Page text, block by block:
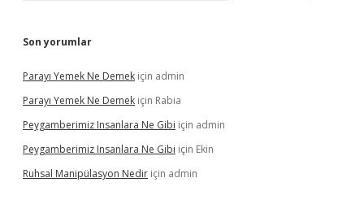
Son yorumlar
Parayı Yemek Ne Demek için admin
Parayı Yemek Ne Demek için Rabia
Peygamberimiz Insanlara Ne Gibi için admin
Peygamberimiz Insanlara Ne Gibi için Ekin
Ruhsal Manipülasyon Nedir için admin